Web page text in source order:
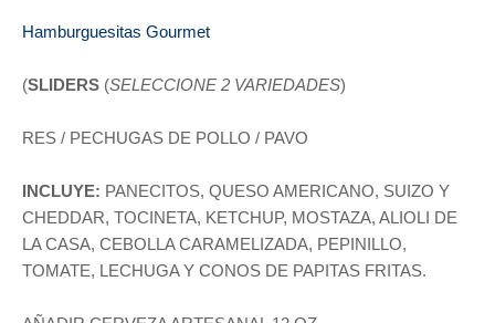
Hamburguesitas Gourmet
(SLIDERS (SELECCIONE 2 VARIEDADES)
RES / PECHUGAS DE POLLO / PAVO
INCLUYE: PANECITOS, QUESO AMERICANO, SUIZO Y
CHEDDAR, TOCINETA, KETCHUP, MOSTAZA, ALIOLI DE
LA CASA, CEBOLLA CARAMELIZADA, PEPINILLO,
TOMATE, LECHUGA Y CONOS DE PAPITAS FRITAS.